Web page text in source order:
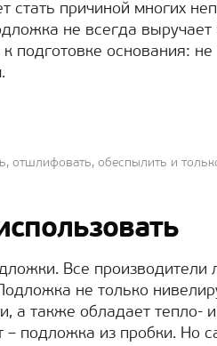
причиной многих
не всегда выручает
подготовке основания: не
отшлифовать, обеспылить и
Все производители
не только
а также обладает тепло-
подложка из пробки. Но